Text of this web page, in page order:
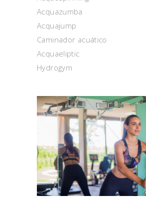
Acquazumba
Acquajump
Caminador acuático
Acquaeliptic
Hydrogym